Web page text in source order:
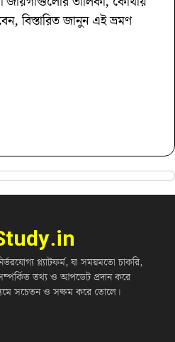
বিস্তারিত জানুন এই ভ্রমণ
প্ল্যাটফর্ম, যা সময়মতো চাকরি,
তথ্য ও আপডেট প্রদান করে
সচেতন ও সক্ষম করে তোলে।